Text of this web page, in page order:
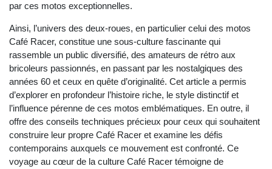
par ces motos exceptionnelles.
Ainsi, l’univers des deux-roues, en particulier celui des motos
Café Racer, constitue une sous-culture fascinante qui
rassemble un public diversifié, des amateurs de rétro aux
bricoleurs passionnés, en passant par les nostalgiques des
années 60 et ceux en quête d’originalité. Cet article a permis
d’explorer en profondeur l’histoire riche, le style distinctif et
l’influence pérenne de ces motos emblématiques. En outre, il
offre des conseils techniques précieux pour ceux qui souhaitent
construire leur propre Café Racer et examine les défis
contemporains auxquels ce mouvement est confronté. Ce
voyage au cœur de la culture Café Racer témoigne de